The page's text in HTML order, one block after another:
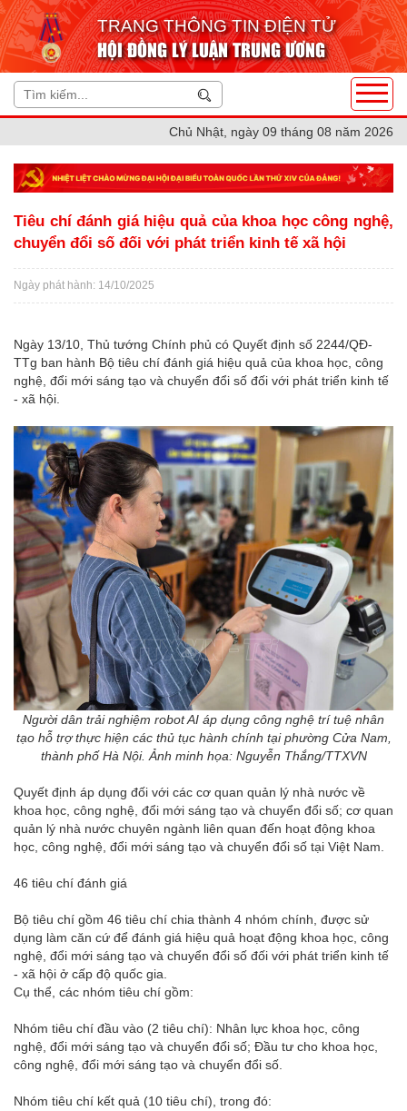
TRANG THÔNG TIN ĐIỆN TỬ
HỘI ĐỒNG LÝ LUẬN TRUNG ƯƠNG
Chủ Nhật, ngày 09 tháng 08 năm 2026
Tiêu chí đánh giá hiệu quả của khoa học công nghệ,
chuyển đổi số đối với phát triển kinh tế xã hội
Ngày phát hành: 14/10/2025
Ngày 13/10, Thủ tướng Chính phủ có Quyết định số 2244/QĐ-
TTg ban hành Bộ tiêu chí đánh giá hiệu quả của khoa học, công
nghệ, đổi mới sáng tạo và chuyển đổi số đối với phát triển kinh tế
- xã hội.
Người dân trải nghiệm robot AI áp dụng công nghệ trí tuệ nhân
tạo hỗ trợ thực hiện các thủ tục hành chính tại phường Cửa Nam,
thành phố Hà Nội. Ảnh minh họa: Nguyễn Thắng/TTXVN
Quyết định áp dụng đối với các cơ quan quản lý nhà nước về
khoa học, công nghệ, đổi mới sáng tạo và chuyển đổi số; cơ quan
quản lý nhà nước chuyên ngành liên quan đến hoạt động khoa
học, công nghệ, đổi mới sáng tạo và chuyển đổi số tại Việt Nam.
46 tiêu chí đánh giá
Bộ tiêu chí gồm 46 tiêu chí chia thành 4 nhóm chính, được sử
dụng làm căn cứ để đánh giá hiệu quả hoạt động khoa học, công
nghệ, đổi mới sáng tạo và chuyển đổi số đối với phát triển kinh tế
- xã hội ở cấp độ quốc gia.
Cụ thể, các nhóm tiêu chí gồm:
Nhóm tiêu chí đầu vào (2 tiêu chí): Nhân lực khoa học, công
nghệ, đổi mới sáng tạo và chuyển đổi số; Đầu tư cho khoa học,
công nghệ, đổi mới sáng tạo và chuyển đổi số.
Nhóm tiêu chí kết quả (10 tiêu chí), trong đó: